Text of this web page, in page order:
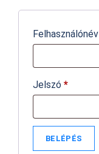
Jelszó *
BELÉPÉS